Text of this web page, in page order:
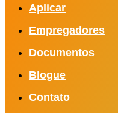
Aplicar
Empregadores
Documentos
Blogue
Contato